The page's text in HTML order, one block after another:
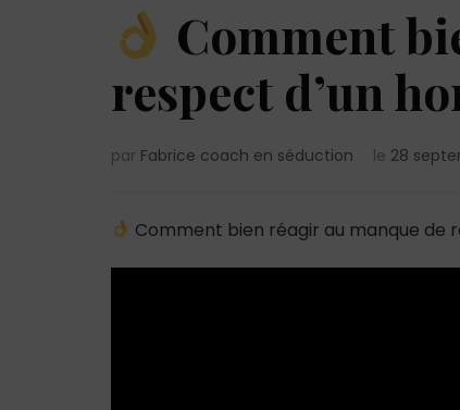
Comment
respect d’un
par Fabrice coach en séduction le 28
Comment bien réagir au manque de